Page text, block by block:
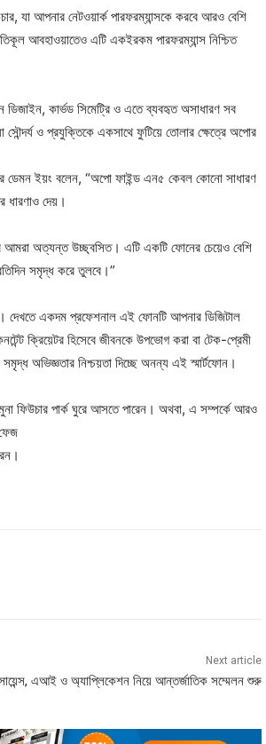
যা আপনার নেটওয়ার্ক পারফরম্যান্সকে করবে আরও বেশি
আবহাওয়াতেও এটি একইরকম পারফরম্যান্স নিশ্চিত
কার্ভড সিমেট্রি ও এতে ব্যবহৃত অসাধারণ সব
সৌন্দর্য ও প্রযুক্তিকে একসাথে ফুটিয়ে তোলার ক্ষেত্রে অপোর
ডেমন ইয়ং বলেন, “অপো ফাইন্ড এন৫ কেবল কোনো সাধারণ
ধারণাও দেয়।
আমরা অত্যন্ত উচ্ছ্বসিত। এটি একটি ফোনের চেয়েও বেশি
সমৃদ্ধ করে তুলবে।”
দেখতে একদম প্রফেশনাল এই ফোনটি আপনার ডিজিটাল
ক্রিয়েটর হিসেবে জীবনকে উপভোগ করা বা টেক-প্রেমী
অভিজ্ঞতার নিশ্চয়তা দিচ্ছে অনন্য এই স্মার্টফোন।
ফিউচার পার্ক ঘুরে আসতে পারেন। অথবা, এ সম্পর্কে আরও
Next article
এআই ও অ্যাপ্লিকেশন নিয়ে আন্তর্জাতিক সম্মেলন শুরু